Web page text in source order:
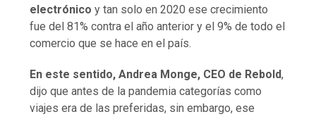
electrónico y tan solo en 2020 ese crecimiento
fue del 81% contra el año anterior y el 9% de todo el
comercio que se hace en el país.
En este sentido, Andrea Monge, CEO de Rebold,
dijo que antes de la pandemia categorías como
viajes era de las preferidas, sin embargo, ese